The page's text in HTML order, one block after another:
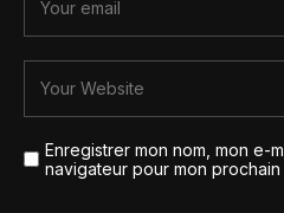
Enregistrer mon nom, mon e-
navigateur pour mon prochain